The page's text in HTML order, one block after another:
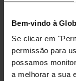
Bem-vindo à
Se clicar em
permissão para
possamos
a melhorar a sua
Ajuste de Altura
Pivô